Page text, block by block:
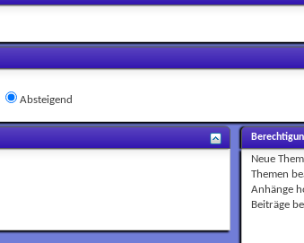
Absteigend
Neue
Themen
Anhänge
Beiträge